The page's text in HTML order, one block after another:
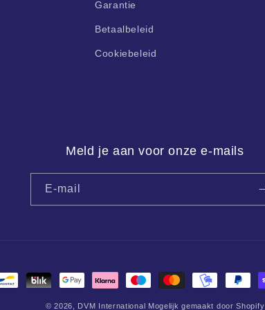
Garantie
Betaalbeleid
Cookiebeleid
Meld je aan voor onze e-mails
E-mail
© 2026, DVM International Mogelijk gemaakt door Shopify